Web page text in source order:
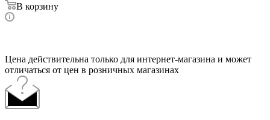
В корзину
Цена действительна только для интернет-магазина и может
отличаться от цен в розничных магазинах